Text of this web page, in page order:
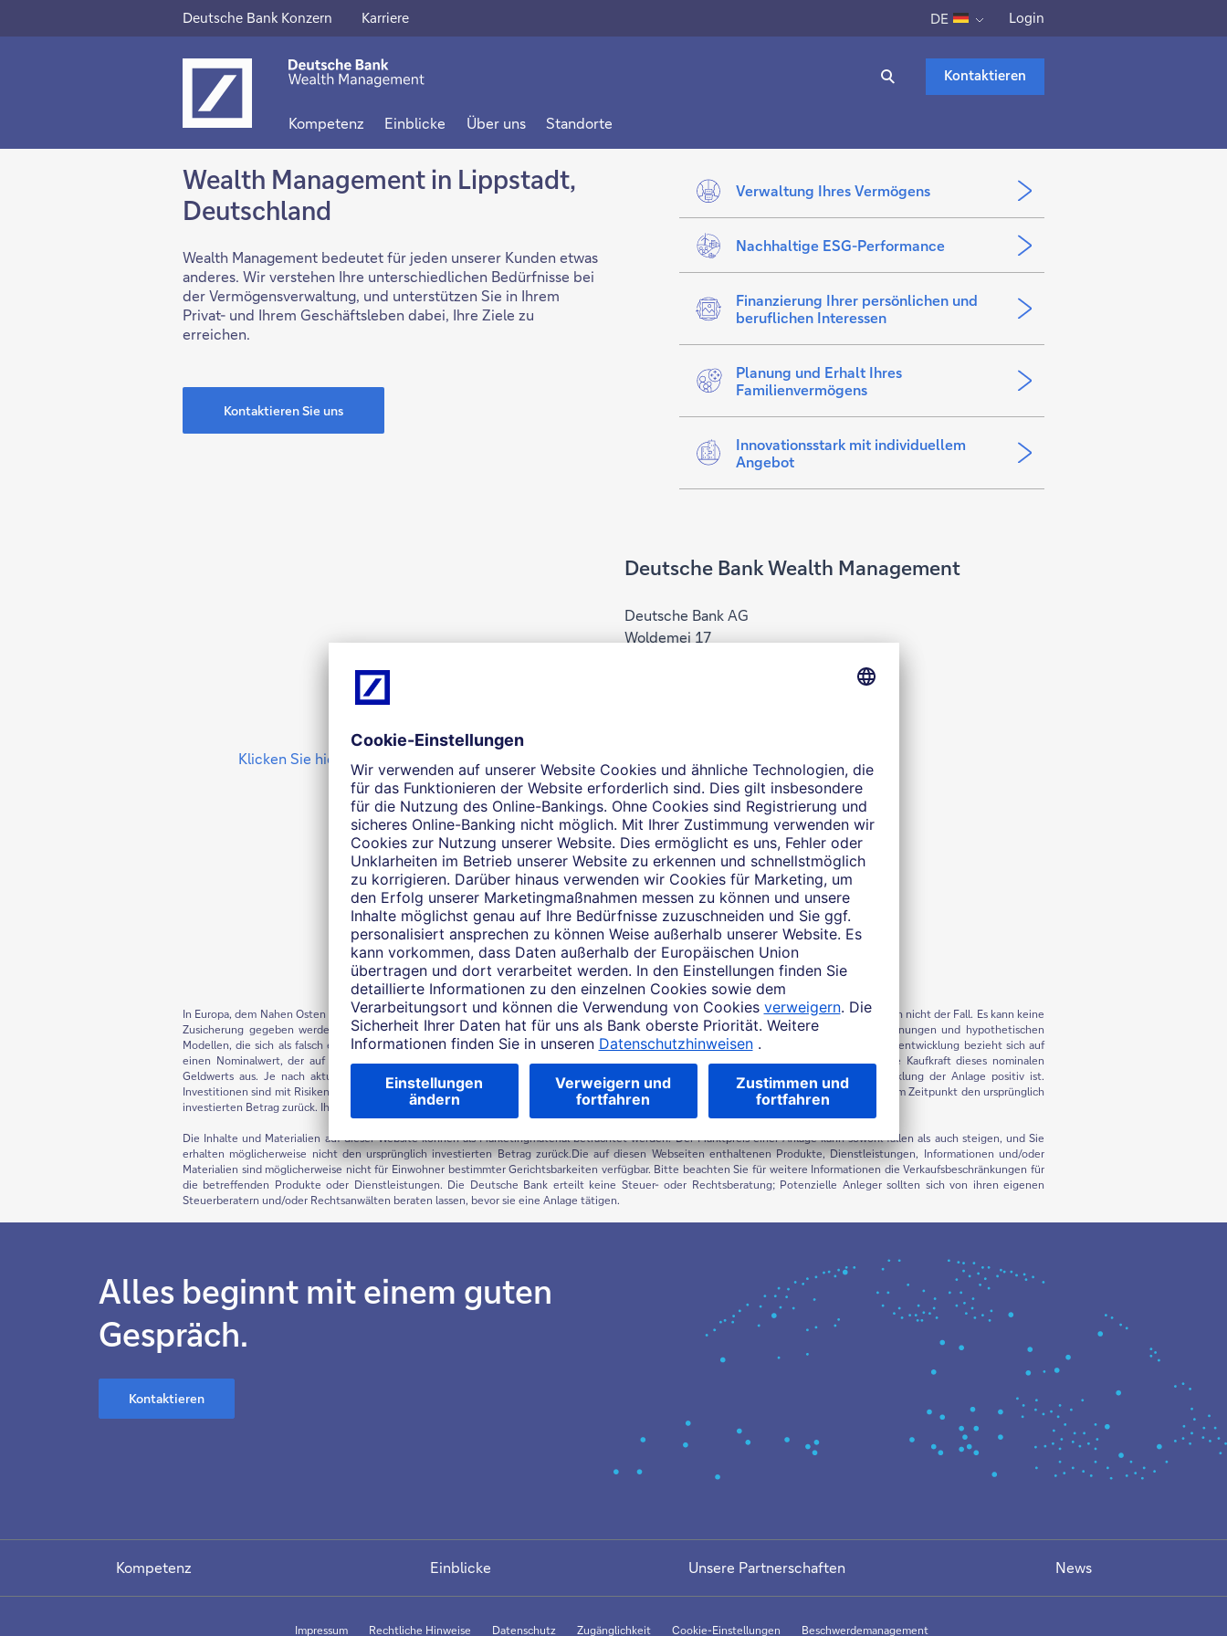
Deutsche Bank Konzern
Dieser
Link
öffnet
sich
einem
Tab
Karriere
Dieser
Link
sich
Tab
DE Login
Kontaktieren
Kompetenz Einblicke Über uns Standorte
Wealth Management in Lippstadt,
Deutschland
Wealth Management bedeutet für jeden unserer Kunden etwas
anderes. Wir verstehen Ihre unterschiedlichen Bedürfnisse bei
der Vermögensverwaltung, und unterstützen Sie in Ihrem
Privat- und Ihrem Geschäftsleben dabei, Ihre Ziele zu
erreichen.
Kontaktieren Sie uns
Verwaltung Ihres Vermögens
Nachhaltige ESG-Performance
Finanzierung Ihrer persönlichen und
beruflichen Interessen
Planung und Erhalt Ihres
Familienvermögens
Innovationsstark mit individuellem
Angebot
Klicken Sie hier, um diesen Inhalt zu aktivieren.
Deutsche Bank Wealth Management
Deutsche Bank AG
Woldemei 17
In Europa, dem Nahen Osten und Afrika sowie im asiatisch-pazifischen Raum gilt dieses Material als Marketingmaterial, in den USA ist dies jedoch nicht der Fall. Es kann keine
Zusicherung gegeben werden, dass Prognosen oder Ziele erreicht werden können. Prognosen basieren auf Annahmen, Schätzungen, Meinungen und hypothetischen
Modellen, die sich als falsch erweisen können. Die Wertentwicklung in der Vergangenheit ist kein Hinweis auf zukünftige Renditen. Die Wertentwicklung bezieht sich auf
einen Nominalwert, der auf Kursgewinnen/-verlusten beruht und die Inflation nicht berücksichtigt. Die Inflation wirkt sich negativ auf die Kaufkraft dieses nominalen
Geldwerts aus. Je nach aktuellem Inflationsniveau kann dies zu einem realen Wertverlust führen, selbst wenn die nominale Wertentwicklung der Anlage positiv ist.
Investitionen sind mit Risiken verbunden. Der Wert einer Anlage kann sowohl fallen als auch steigen, und Sie erhalten möglicherweise zu keinem Zeitpunkt den ursprünglich
investierten Betrag zurück. Ihr Kapital kann gefährdet sein.
Die Inhalte und Materialien auf dieser Website können als Marketingmaterial betrachtet werden. Der Marktpreis einer Anlage kann sowohl fallen als auch steigen, und Sie
erhalten möglicherweise nicht den ursprünglich investierten Betrag zurück.Die auf diesen Webseiten enthaltenen Produkte, Dienstleistungen, Informationen und/oder
Materialien sind möglicherweise nicht für Einwohner bestimmter Gerichtsbarkeiten verfügbar. Bitte beachten Sie für weitere Informationen die Verkaufsbeschränkungen für
die betreffenden Produkte oder Dienstleistungen. Die Deutsche Bank erteilt keine Steuer- oder Rechtsberatung; Potenzielle Anleger sollten sich von ihren eigenen
Steuerberatern und/oder Rechtsanwälten beraten lassen, bevor sie eine Anlage tätigen.
Alles beginnt mit einem guten
Gespräch.
Kontaktieren
Kompetenz Einblicke Unsere Partnerschaften News
Impressum Rechtliche Hinweise Datenschutz Zugänglichkeit Cookie-Einstellungen Beschwerdemanagement